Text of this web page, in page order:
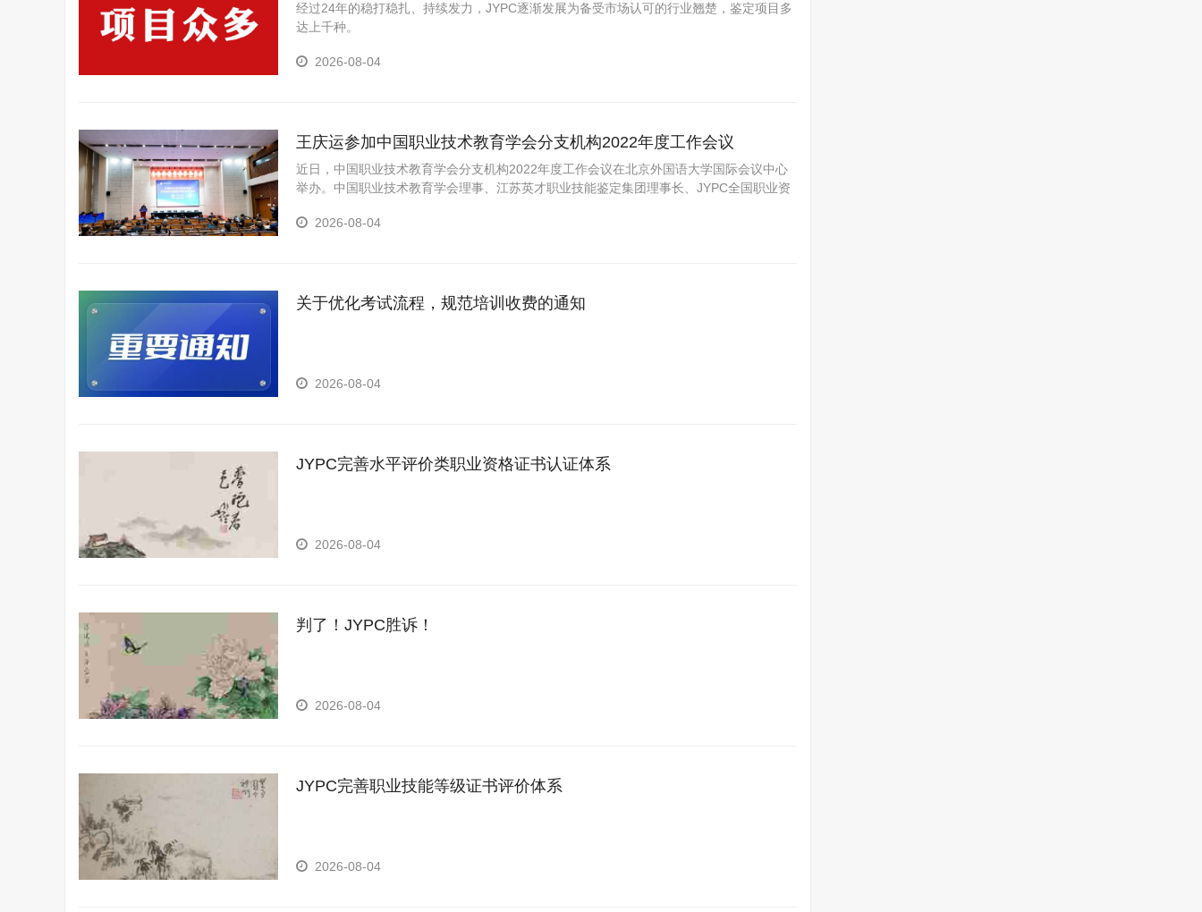
经过24年的稳打稳扎、持续发力，JYPC逐渐发展为备受市场认可的行业翘楚，鉴定项目多
达上千种。
2026-08-04
王庆运参加中国职业技术教育学会分支机构2022年度工作会议
近日，中国职业技术教育学会分支机构2022年度工作会议在北京外国语大学国际会议中心
举办。中国职业技术教育学会理事、江苏英才职业技能鉴定集团理事长、JYPC全国职业资
2026-08-04
关于优化考试流程，规范培训收费的通知
2026-08-04
JYPC完善水平评价类职业资格证书认证体系
2026-08-04
判了！JYPC胜诉！
2026-08-04
JYPC完善职业技能等级证书评价体系
2026-08-04